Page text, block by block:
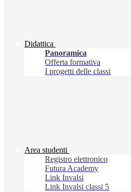
Didattica
Panoramica
Offerta formativa
I progetti delle classi
Area studenti
Registro elettronico
Futura Academy
Link Invalsi
Link Invalsi classi 5